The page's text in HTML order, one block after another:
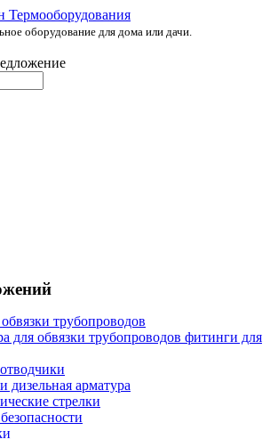
оборудование для дома или дачи.
трубопроводов
для обвязки трубопроводов фитинги для
дизельная арматура
стрелки